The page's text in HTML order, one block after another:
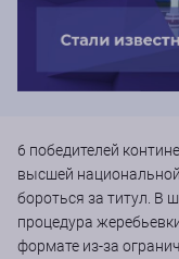
6 победителей
высшей
бороться за титул. В
процедура
формате из-за